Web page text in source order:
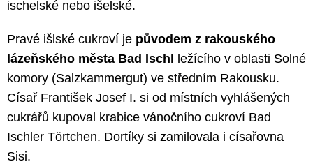
ischelské nebo išelské.
Pravé išlské cukroví je původem z rakouského
lázeňského města Bad Ischl ležícího v oblasti Solné
komory (Salzkammergut) ve středním Rakousku.
Císař František Josef I. si od místních vyhlášených
cukrářů kupoval krabice vánočního cukroví Bad
Ischler Törtchen. Dortíky si zamilovala i císařovna
Sisi.